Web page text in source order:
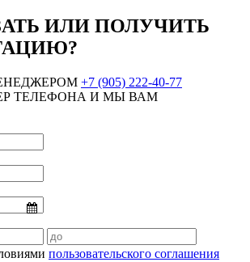
ИЛИ ПОЛУЧИТЬ
+7 (905) 222-40-77
ТЕЛЕФОНА И МЫ ВАМ
пользовательского соглашения